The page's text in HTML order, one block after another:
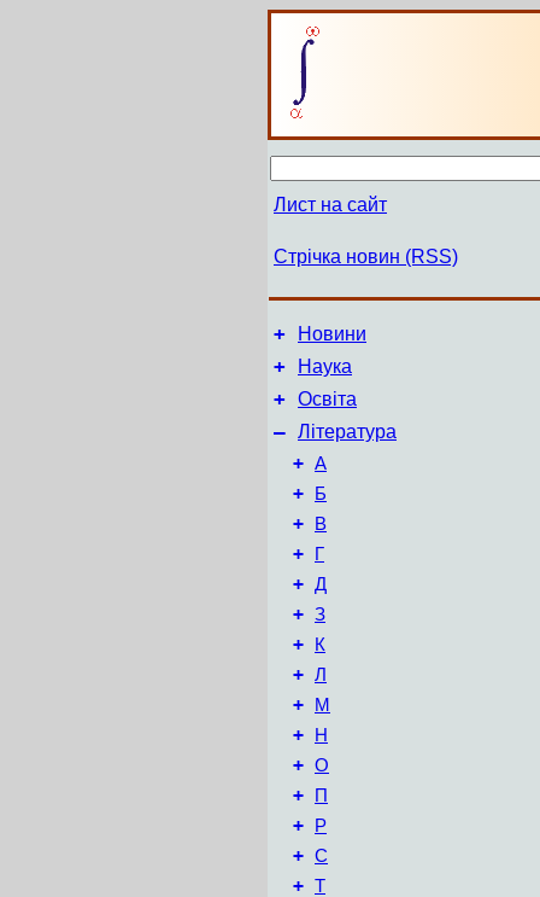
Лист на сайт
Стрічка новин (RSS)
+ Новини
+ Наука
+ Освіта
– Література
+ А
+ Б
+ В
+ Г
+ Д
+ З
+ К
+ Л
+ М
+ Н
+ О
+ П
+ Р
+ С
+ Т